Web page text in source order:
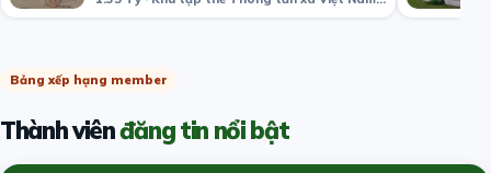
Bảng xếp hạng member
Thành viênđăng tin nổi bật